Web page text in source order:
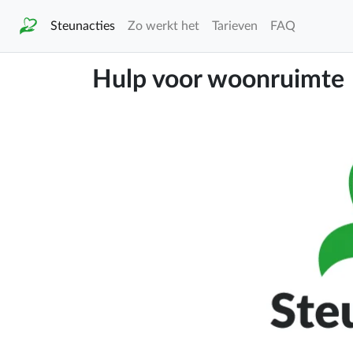
Steunacties Zo werkt het Tarieven FAQ
Hulp voor woonruimte